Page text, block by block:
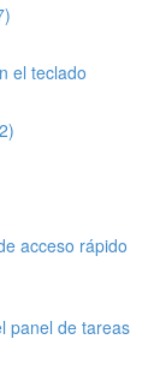
el teclado
acceso rápido
panel de tareas